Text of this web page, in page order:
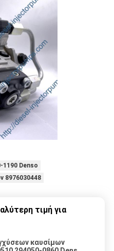
1190 Denso
8976030448
τιμή για
καυσίμων